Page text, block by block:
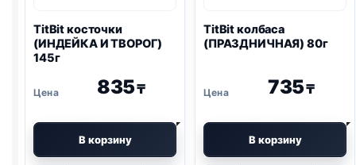
TitBit косточки
(ИНДЕЙКА И ТВОРОГ)
145г
835₸
В корзину
TitBit колбаса
(ПРАЗДНИЧНАЯ) 80г
735₸
В корзину